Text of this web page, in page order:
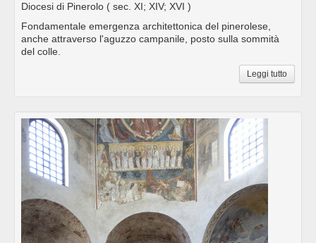
Diocesi di Pinerolo ( sec. XI; XIV; XVI )
Fondamentale emergenza architettonica del pinerolese,
anche attraverso l'aguzzo campanile, posto sulla sommità
del colle.
Leggi tutto